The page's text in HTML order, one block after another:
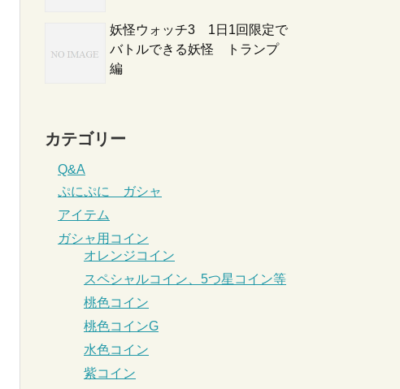
妖怪ウォッチ3 1日1回限定で
バトルできる妖怪 トランプ
編
カテゴリー
Q&A
ぷにぷに ガシャ
アイテム
ガシャ用コイン
オレンジコイン
スペシャルコイン、5つ星コイン等
桃色コイン
桃色コインG
水色コイン
紫コイン